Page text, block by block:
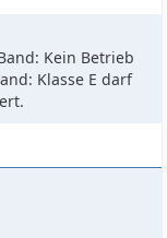
Kein Betrieb
Klasse E darf